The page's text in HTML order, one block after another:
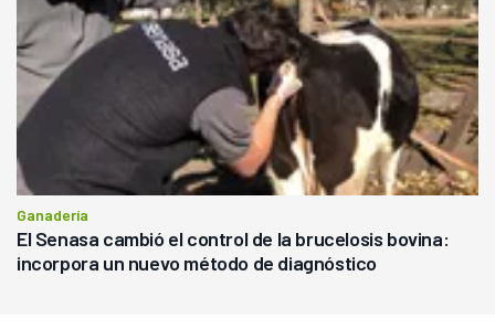
Ganadería
El Senasa cambió el control de la brucelosis bovina:
incorpora un nuevo método de diagnóstico